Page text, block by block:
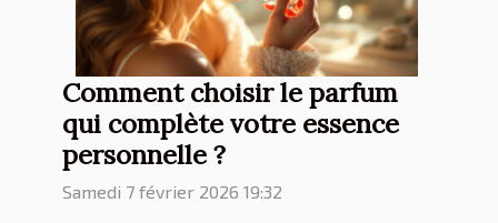
Comment choisir le parfum
qui complète votre essence
personnelle ?
Samedi 7 février 2026 19:32